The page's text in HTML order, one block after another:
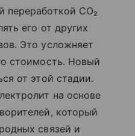
переработкой CO₂
его от других
Это усложняет
стоимость. Новый
от этой стадии.
на основе
который
связей и